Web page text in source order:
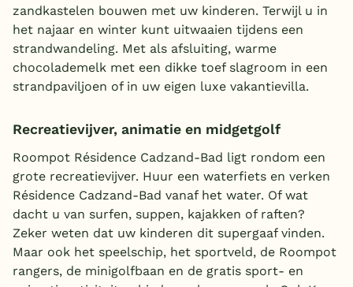
zandkastelen bouwen met uw kinderen. Terwijl u in
het najaar en winter kunt uitwaaien tijdens een
strandwandeling. Met als afsluiting, warme
chocolademelk met een dikke toef slagroom in een
strandpaviljoen of in uw eigen luxe vakantievilla.
Recreatievijver, animatie en midgetgolf
Roompot Résidence Cadzand-Bad ligt rondom een
grote recreatievijver. Huur een waterfiets en verken
Résidence Cadzand-Bad vanaf het water. Of wat
dacht u van surfen, suppen, kajakken of raften?
Zeker weten dat uw kinderen dit supergaaf vinden.
Maar ook het speelschip, het sportveld, de Roompot
rangers, de minigolfbaan en de gratis sport- en